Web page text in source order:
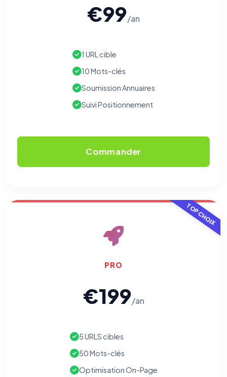
€99/an
1 URL cible
10 Mots-clés
Soumission Annuaires
Suivi Positionnement
Commander
TOP CHOIX
PRO
€199/an
5 URLS cibles
50 Mots-clés
Optimisation On-Page
Cookies essentiels TOUJOURS ACTIF
Nécessaires au fonctionnement du site : session, sécurité,
Cookies analytiques
Nous aident à comprendre comment vous utilisez le site
(pages visitées, durée de visite) pour l'améliorer. Données
anonymisées via Google Analytics.
mesurer l'efficacité de nos campagnes (Google Ads,
Ce suivi n'est pas géré par ce
(« Pour
vous opposer à ce suivi ») — sans vous désinscrire des envois — ou
contact@logicielreferencement.com
(section Traceurs dans les Courriels).